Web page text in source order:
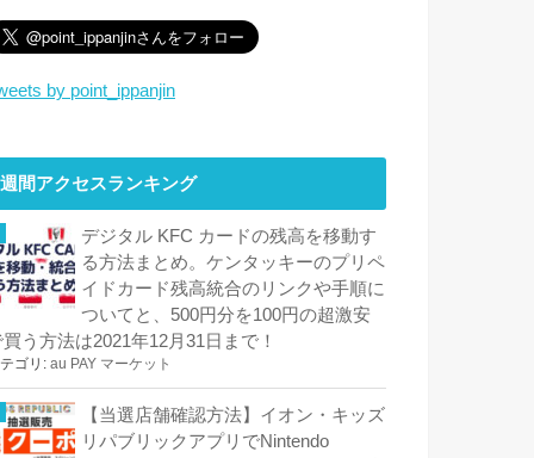
by point_ippanjin
週間アクセスランキング
デジタル KFC カードの残高を移動す
る方法まとめ。ケンタッキーのプリペ
イドカード残高統合のリンクや手順に
ついてと、500円分を100円の超激安
う方法は2021年12月31日まで！
ゴリ: au PAY マーケット
【当選店舗確認方法】イオン・キッズ
リパブリックアプリでNintendo